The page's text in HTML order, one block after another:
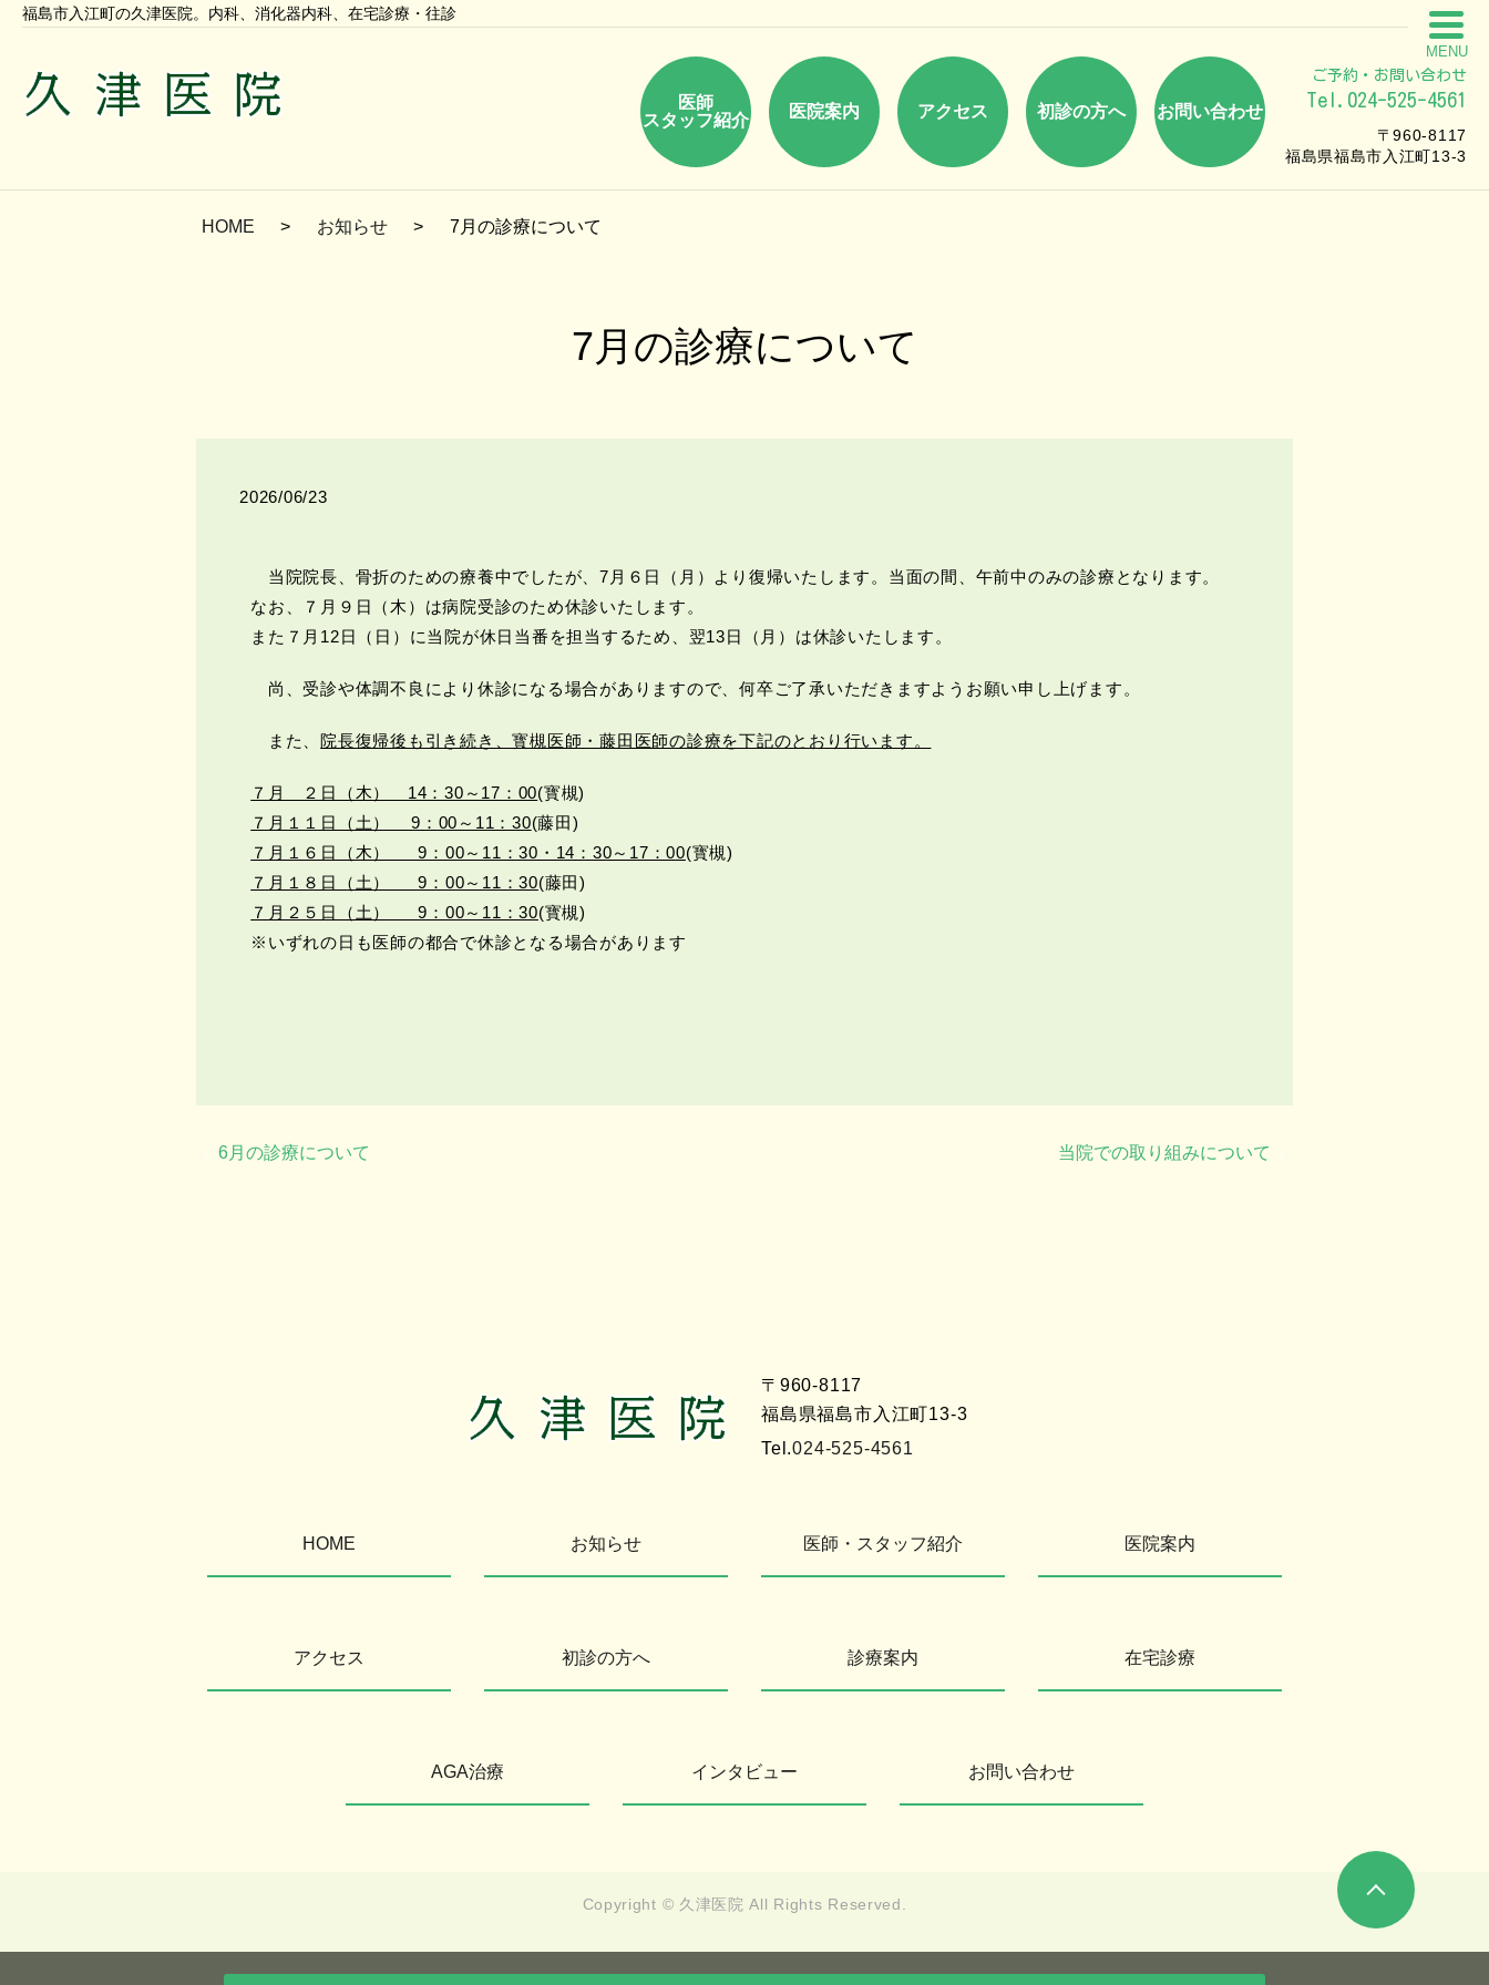
福島市入江町の久津医院。内科、消化器内科、在宅診療・往診
医師
スタッフ紹介
医院案内 アクセス 初診の方へ お問い合わせ
MENU
ご予約・お問い合わせ
Tel.024-525-4561
〒960-8117
福島県福島市入江町13-3
HOME お知らせ 7月の診療について
7月の診療について
2026/06/23
当院院長、骨折のための療養中でしたが、7月６日（月）より復帰いたします。当面の間、午前中のみの診療となります。
なお、７月９日（木）は病院受診のため休診いたします。
また７月12日（日）に当院が休日当番を担当するため、翌13日（月）は休診いたします。
尚、受診や体調不良により休診になる場合がありますので、何卒ご了承いただきますようお願い申し上げます。
また、 院長復帰後も引き続き、寳槻医師・藤田医師の診療を下記のとおり行います。
７月 ２日（木） 14：30～17：00(寳槻)
７月１１日（土） 9：00～11：30(藤田)
７月１６日（木） 9：00～11：30・14：30～17：00(寳槻)
７月１８日（土） 9：00～11：30(藤田)
７月２５日（土） 9：00～11：30(寳槻)
※いずれの日も医師の都合で休診となる場合があります
6月の診療について 当院での取り組みについて
〒960-8117
福島県福島市入江町13-3
Tel.024-525-4561
HOME お知らせ 医師・スタッフ紹介 医院案内
アクセス 初診の方へ 診療案内 在宅診療
AGA治療 インタビュー お問い合わせ
Copyright © 久津医院 All Rights Reserved.